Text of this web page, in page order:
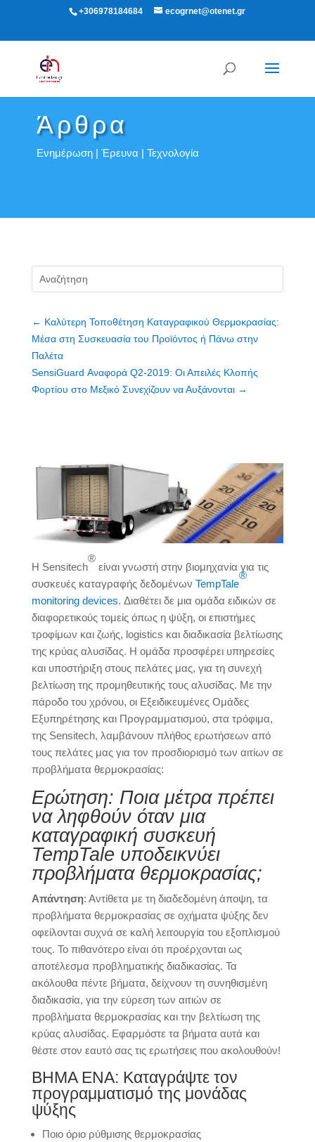
+306978184684 ecogrnet@otenet.gr
Άρθρα
Ενημέρωση | Έρευνα | Τεχνολογία
← Καλύτερη Τοποθέτηση Καταγραφικού Θερμοκρασίας:
Μέσα στη Συσκευασία του Προϊόντος ή Πάνω στην
Παλέτα
SensiGuard Αναφορά Q2-2019: Οι Απειλές Κλοπής
Φορτίου στο Μεξικό Συνεχίζουν να Αυξάνονται→
Η Sensitech
®
είναι γνωστή στην βιομηχανία για τις
συσκευές καταγραφής δεδομένων TempTale
®
monitoring devices. Διαθέτει δε μια ομάδα ειδικών σε
διαφορετικούς τομείς όπως η ψύξη, οι επιστήμες
τροφίμων και ζωής, logistics και διαδικασία βελτίωσης
της κρύας αλυσίδας. Η ομάδα προσφέρει υπηρεσίες
και υποστήριξη στους πελάτες μας, για τη συνεχή
βελτίωση της προμηθευτικής τους αλυσίδας. Με την
πάροδο του χρόνου, οι Εξειδικευμένες Ομάδες
Εξυπηρέτησης και Προγραμματισμού, στα τρόφιμα,
της Sensitech, λαμβάνουν πλήθος ερωτήσεων από
τους πελάτες μας για τον προσδιορισμό των αιτίων σε
προβλήματα θερμοκρασίας:
Ερώτηση: Ποια μέτρα πρέπει
να ληφθούν όταν μια
καταγραφική συσκευή
TempTale υποδεικνύει
προβλήματα θερμοκρασίας;
Απάντηση: Αντίθετα με τη διαδεδομένη άποψη, τα
προβλήματα θερμοκρασίας σε οχήματα ψύξης δεν
οφείλονται συχνά σε καλή λειτουργία του εξοπλισμού
τους. Το πιθανότερο είναι ότι προέρχονται ως
αποτέλεσμα προβληματικής διαδικασίας. Τα
ακόλουθα πέντε βήματα, δείχνουν τη συνηθισμένη
διαδικασία, για την εύρεση των αιτιών σε
προβλήματα θερμοκρασίας και την βελτίωση της
κρύας αλυσίδας. Εφαρμόστε τα βήματα αυτά και
θέστε στον εαυτό σας τις ερωτήσεις που ακολουθούν!
ΒΗΜΑ ΕΝΑ: Καταγράψτε τον
προγραμματισμό της μονάδας
ψύξης
Ποιο όριο ρύθμισης θερμοκρασίας